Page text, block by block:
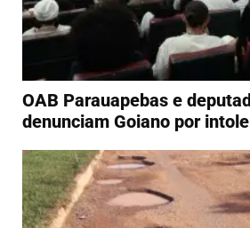
OAB Parauapebas e
denunciam Goiano por